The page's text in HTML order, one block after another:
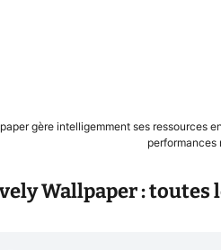
gère intelligemment ses ressources
performances
Wallpaper : toutes